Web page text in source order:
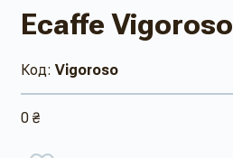
Ecaffe Vigoroso
Код: Vigoroso
0 ₴